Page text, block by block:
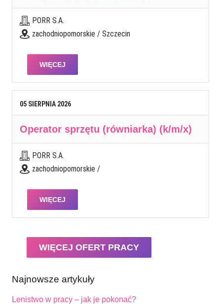
PORR S.A.
zachodniopomorskie / Szczecin
WIĘCEJ
05 SIERPNIA 2026
Operator sprzętu (równiarka) (k/m/x)
PORR S.A.
zachodniopomorskie /
WIĘCEJ
WIĘCEJ OFERT PRACY
Najnowsze artykuły
Lenistwo w pracy – jak je pokonać?